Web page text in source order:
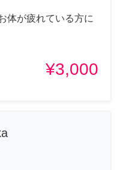
体が疲れている方に
¥3,000